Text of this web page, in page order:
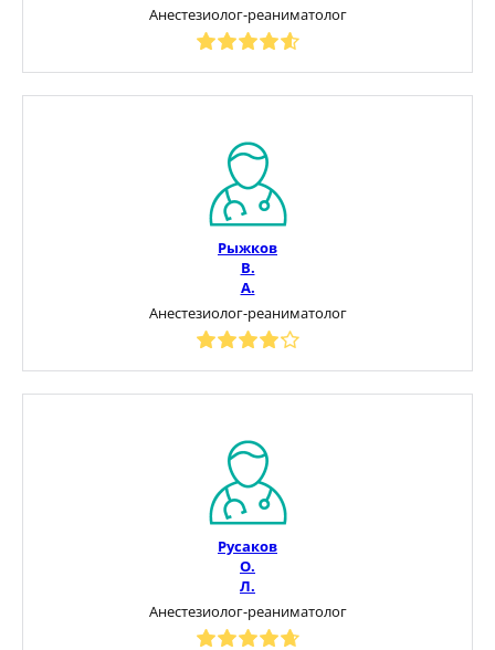
Анестезиолог-реаниматолог
Рыжков
В.
А.
Анестезиолог-реаниматолог
Русаков
О.
Л.
Анестезиолог-реаниматолог